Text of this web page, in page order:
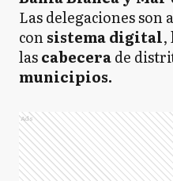
Las delegaciones son
consistema digital,
lascabecerade
municipios.
Ads